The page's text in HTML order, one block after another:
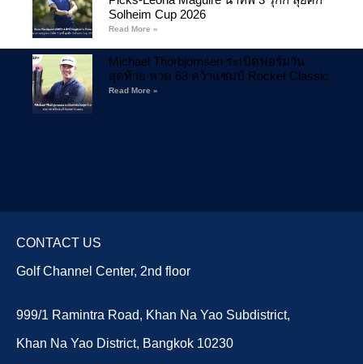
Solheim Cup 2026
Read More »
Michael Thorbjornsen ระเบิดฟอร์มวัน
สุดท้าย หวด 63 คว้าแชมป์ Rocket Classic
Read More »
CONTACT US
Golf Channel Center, 2nd floor
999/1 Ramintra Road, Khan Na Yao Subdistrict,
Khan Na Yao District, Bangkok 10230